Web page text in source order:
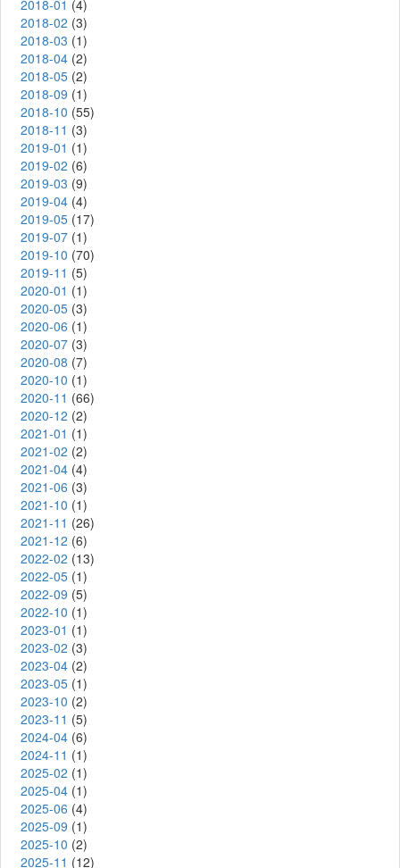
2018-01 (4)
2018-02 (3)
2018-03 (1)
2018-04 (2)
2018-05 (2)
2018-09 (1)
2018-10 (55)
2018-11 (3)
2019-01 (1)
2019-02 (6)
2019-03 (9)
2019-04 (4)
2019-05 (17)
2019-07 (1)
2019-10 (70)
2019-11 (5)
2020-01 (1)
2020-05 (3)
2020-06 (1)
2020-07 (3)
2020-08 (7)
2020-10 (1)
2020-11 (66)
2020-12 (2)
2021-01 (1)
2021-02 (2)
2021-04 (4)
2021-06 (3)
2021-10 (1)
2021-11 (26)
2021-12 (6)
2022-02 (13)
2022-05 (1)
2022-09 (5)
2022-10 (1)
2023-01 (1)
2023-02 (3)
2023-04 (2)
2023-05 (1)
2023-10 (2)
2023-11 (5)
2024-04 (6)
2024-11 (1)
2025-02 (1)
2025-04 (1)
2025-06 (4)
2025-09 (1)
2025-10 (2)
2025-11 (12)